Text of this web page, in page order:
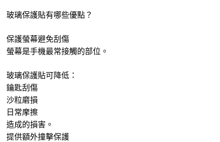
玻璃保護貼有哪些優點？
保護螢幕避免刮傷
螢幕是手機最常接觸的部位。
玻璃保護貼可降低：
鑰匙刮傷
沙粒磨損
日常摩擦
造成的損害。
提供額外撞擊保護